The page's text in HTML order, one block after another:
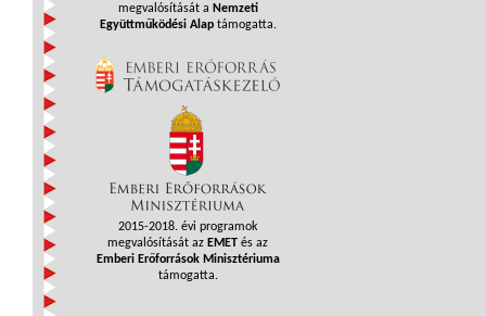
megvalósítását a Nemzeti
Együttműködési Alaptámogatta.
2015-2018. évi programok
megvalósítását az EMET és az
Emberi Erőforrások Minisztériuma
támogatta.